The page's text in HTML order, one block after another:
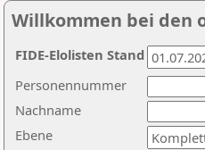
Willkommen bei den
Nachname
Ebene
Personennummer
FIDE-Elolisten Stand